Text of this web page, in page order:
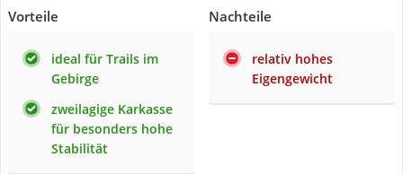
Vorteile
ideal für Trails im
Gebirge
zweilagige Karkasse
für besonders hohe
Stabilität
Nachteile
relativ hohes
Eigengewicht